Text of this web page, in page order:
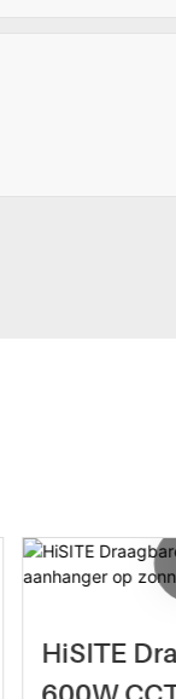
HiSITE